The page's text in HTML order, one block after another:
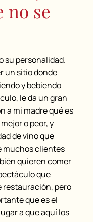
no se
su personalidad.
un sitio donde
y bebiendo
le da un gran
a mi madre qué es
o peor, y
de vino que
muchos clientes
quieren comer
que
restauración, pero
que es el
a que aquí los